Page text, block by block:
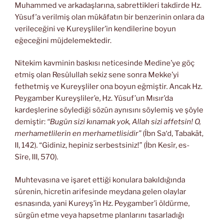
Muhammed ve arkadaşlarına, sabrettikleri takdirde Hz.
Yûsuf’a verilmiş olan mükâfatın bir benzerinin onlara da
verileceğini ve Kureyşliler’in kendilerine boyun
eğeceğini müjdelemektedir.
Nitekim kavminin baskısı neticesinde Medine’ye göç
etmiş olan Resûlullah sekiz sene sonra Mekke’yi
fethetmiş ve Kureyşliler ona boyun eğmiştir. Ancak Hz.
Peygamber Kureyşliler’e, Hz. Yûsuf’un Mısır’da
kardeşlerine söylediği sözün aynısını söylemiş ve şöyle
demiştir: “Bugün sizi kınamak yok, Allah sizi affetsin! O,
merhametlilerin en merhametlisidir”(İbn Sa‘d, Tabakāt,
II, 142). “Gidiniz, hepiniz serbestsiniz!” (İbn Kesîr, es-
Sîre, III, 570).
Muhtevasına ve işaret ettiği konulara bakıldığında
sûrenin, hicretin arifesinde meydana gelen olaylar
esnasında, yani Kureyş’in Hz. Peygamber’i öldürme,
sürgün etme veya hapsetme planlarını tasarladığı